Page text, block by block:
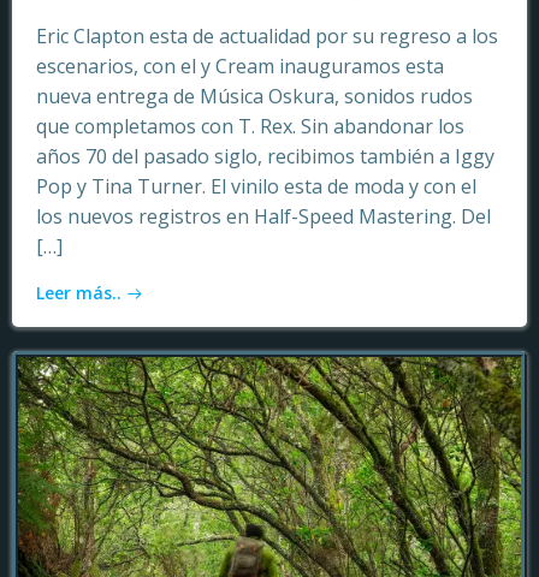
Eric Clapton esta de actualidad por su regreso a los
escenarios, con el y Cream inauguramos esta
nueva entrega de Música Oskura, sonidos rudos
que completamos con T. Rex. Sin abandonar los
años 70 del pasado siglo, recibimos también a Iggy
Pop y Tina Turner. El vinilo esta de moda y con el
los nuevos registros en Half-Speed Mastering. Del
[…]
Leer más..